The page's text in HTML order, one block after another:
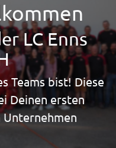
LC Enns
Teams bist! Diese
Deinen ersten